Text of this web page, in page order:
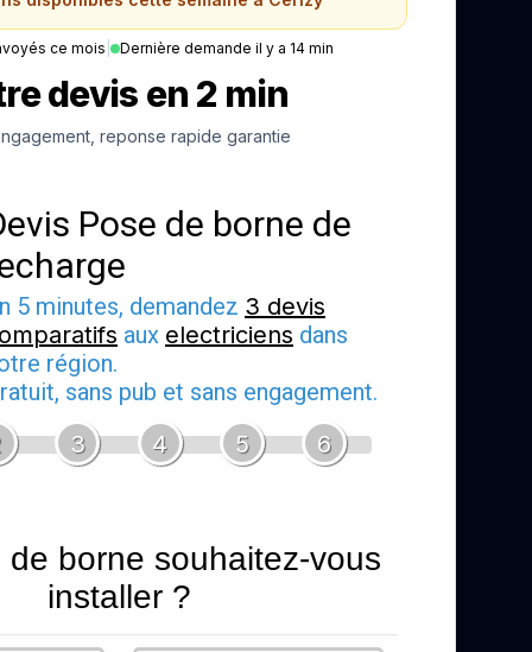
ce mois Dernière demande il y a 14 min
devis en 2 min
reponse rapide garantie
Pose de borne de
5 minutes, demandez 3 devis
aux electriciens dans
région.
sans pub et sans engagement.
3 4 5 6
de borne souhaitez-vous
installer ?